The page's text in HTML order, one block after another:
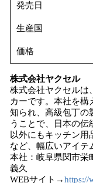
発売日
生産国
価格
株式会社ヤクセル
株式会社ヤクセルは
カーです。本社を構
知られ、高級包丁の
うことで、日本の伝
以外にもキッチン用
など、幅広いアイテ
本社：岐阜県関市
義久
WEBサイト→https://